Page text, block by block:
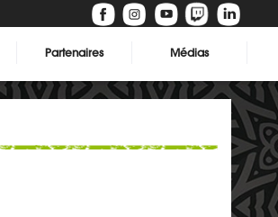
Partenaires Médias